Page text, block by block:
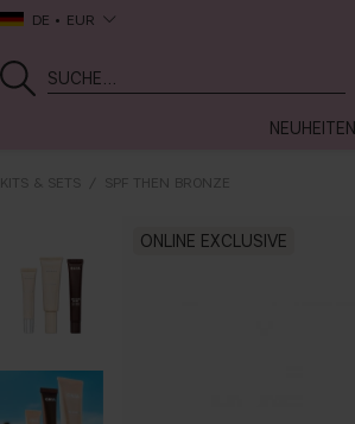
DE EUR
NEUHEITEN
KITS & SETS SPF THEN BRONZE
ONLINE EXCLUSIVE